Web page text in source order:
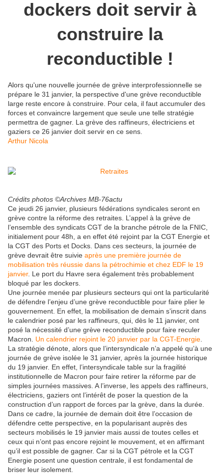
dockers doit servir à
construire la
reconductible !
Alors qu'une nouvelle journée de grève interprofessionnelle se
prépare le 31 janvier, la perspective d'une grève reconductible
large reste encore à construire. Pour cela, il faut accumuler des
forces et convaincre largement que seule une telle stratégie
permettra de gagner. La grève des raffineurs, électriciens et
gaziers ce 26 janvier doit servir en ce sens.
Arthur Nicola
Crédits photos ©Archives MB-76actu
Ce jeudi 26 janvier, plusieurs fédérations syndicales seront en
grève contre la réforme des retraites. L’appel à la grève de
l’ensemble des syndicats CGT de la branche pétrole de la FNIC,
initialement pour 48h, a en effet été rejoint par la CGT Energie et
la CGT des Ports et Docks. Dans ces secteurs, la journée de
grève devrait être suivie après une première journée de
mobilisation très réussie dans la pétrochimie et chez EDF le 19
janvier. Le port du Havre sera également très probablement
bloqué par les dockers.
Une journée menée par plusieurs secteurs qui ont la particularité
de défendre l’enjeu d’une grève reconductible pour faire plier le
gouvernement. En effet, la mobilisation de demain s’inscrit dans
le calendrier posé par les raffineurs, qui, dès le 11 janvier, ont
posé la nécessité d’une grève reconductible pour faire reculer
Macron. Un calendrier rejoint le 20 janvier par la CGT-Energie
La stratégie dénote, alors que l’intersyndicale n’a appelé qu’à une
journée de grève isolée le 31 janvier, après la journée historique
du 19 janvier. En effet, l’intersyndicale table sur la fragilité
institutionnelle de Macron pour faire retirer la réforme par de
simples journées massives. A l’inverse, les appels des raffineurs,
électriciens, gaziers ont l’intérêt de poser la question de la
construction d’un rapport de forces par la grève, dans la durée.
Dans ce cadre, la journée de demain doit être l’occasion de
défendre cette perspective, en la popularisant auprès des
secteurs mobilisés le 19 janvier mais aussi de toutes celles et
ceux qui n’ont pas encore rejoint le mouvement, et en affirmant
qu’il est possible de gagner. Car si la CGT pétrole et la CGT
Energie posent une question centrale, il est fondamental de
briser leur isolement.